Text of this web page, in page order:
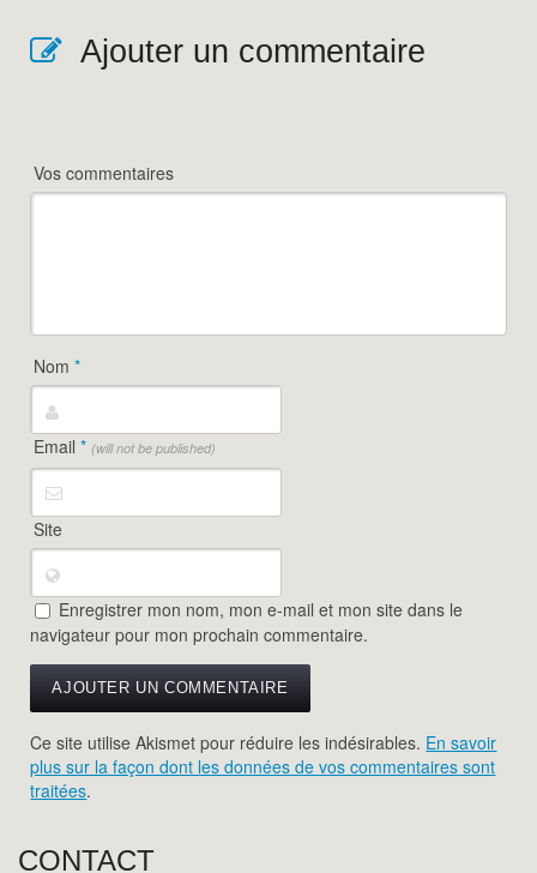
Ajouter un commentaire
Vos commentaires
Nom*
Email* (will not be published)
Site
Enregistrer mon nom, mon e-mail et mon site dans le
navigateur pour mon prochain commentaire.
Ce site utilise Akismet pour réduire les indésirables. En savoir
plus sur la façon dont les données de vos commentaires sont
traitées.
CONTACT